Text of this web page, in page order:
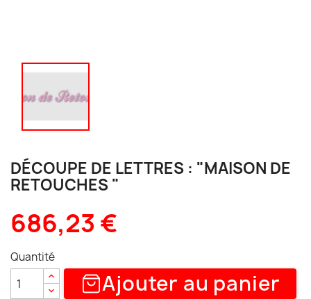
DÉCOUPE DE LETTRES : "MAISON DE
RETOUCHES "
686,23 €
Quantité
Ajouter au panier